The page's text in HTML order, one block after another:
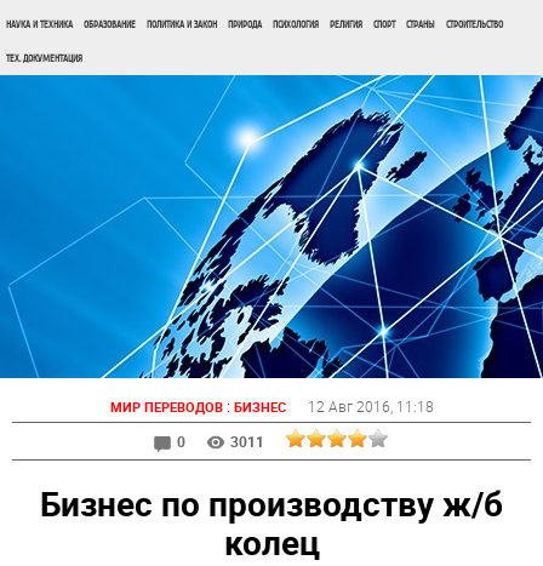
НАУКА И ТЕХНИКА ОБРАЗОВАНИЕ ПОЛИТИКА И ЗАКОН ПРИРОДА ПСИХОЛОГИЯ РЕЛИГИЯ СПОРТ СТРАНЫ СТРОИТЕЛЬСТВО
ТЕХ. ДОКУМЕНТАЦИЯ
МИР ПЕРЕВОДОВ: БИЗНЕС 12 Авг 2016 , 11:18
0
3011
Бизнес по производству ж/б
колец